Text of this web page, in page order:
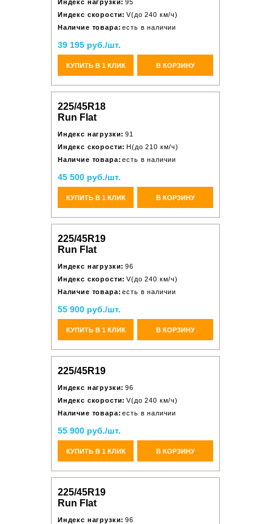
Индекс нагрузки: 95
Индекс скорости: V(до 240 км/ч)
Наличие товара: есть в наличии
39 195 руб./шт.
КУПИТЬ В 1 КЛИК В КОРЗИНУ
225/45R18
Run Flat
Индекс нагрузки: 91
Индекс скорости: H(до 210 км/ч)
Наличие товара: есть в наличии
45 500 руб./шт.
КУПИТЬ В 1 КЛИК В КОРЗИНУ
225/45R19
Run Flat
Индекс нагрузки: 96
Индекс скорости: V(до 240 км/ч)
Наличие товара: есть в наличии
55 900 руб./шт.
КУПИТЬ В 1 КЛИК В КОРЗИНУ
225/45R19
Индекс нагрузки: 96
Индекс скорости: V(до 240 км/ч)
Наличие товара: есть в наличии
55 900 руб./шт.
КУПИТЬ В 1 КЛИК В КОРЗИНУ
225/45R19
Run Flat
Индекс нагрузки: 96